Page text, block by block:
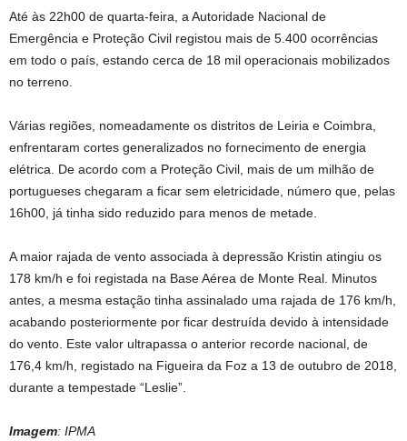
Até às 22h00 de quarta-feira, a Autoridade Nacional de
Emergência e Proteção Civil registou mais de 5.400 ocorrências
em todo o país, estando cerca de 18 mil operacionais mobilizados
no terreno.
Várias regiões, nomeadamente os distritos de Leiria e Coimbra,
enfrentaram cortes generalizados no fornecimento de energia
elétrica. De acordo com a Proteção Civil, mais de um milhão de
portugueses chegaram a ficar sem eletricidade, número que, pelas
16h00, já tinha sido reduzido para menos de metade.
A maior rajada de vento associada à depressão Kristin atingiu os
178 km/h e foi registada na Base Aérea de Monte Real. Minutos
antes, a mesma estação tinha assinalado uma rajada de 176 km/h,
acabando posteriormente por ficar destruída devido à intensidade
do vento. Este valor ultrapassa o anterior recorde nacional, de
176,4 km/h, registado na Figueira da Foz a 13 de outubro de 2018,
durante a tempestade “Leslie”.
Imagem: IPMA